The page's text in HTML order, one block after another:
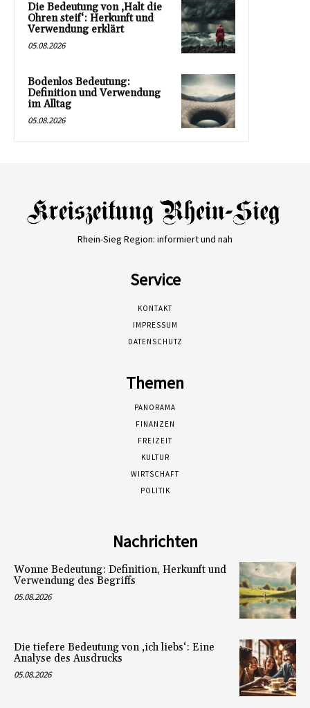
Die Bedeutung von ‚Halt die
Ohren steif‘: Herkunft und
Verwendung erklärt
05.08.2026
Bodenlos Bedeutung:
Definition und Verwendung
im Alltag
05.08.2026
Rhein-Sieg Region: informiert und nah
Service
KONTAKT
IMPRESSUM
DATENSCHUTZ
Themen
PANORAMA
FINANZEN
FREIZEIT
KULTUR
WIRTSCHAFT
POLITIK
Nachrichten
Wonne Bedeutung: Definition, Herkunft und
Verwendung des Begriffs
05.08.2026
Die tiefere Bedeutung von ‚ich liebs‘: Eine
Analyse des Ausdrucks
05.08.2026